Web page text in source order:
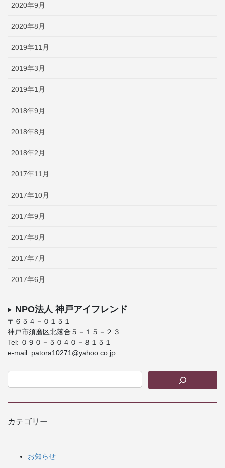
2020年9月
2020年8月
2019年11月
2019年3月
2019年1月
2018年9月
2018年8月
2018年2月
2017年11月
2017年10月
2017年9月
2017年8月
2017年7月
2017年6月
NPO法人 神戸アイフレンド
〒６５４－０１５１
神戸市須磨区北落合５－１５－２３
Tel: ０９０－５０４０－８１５１
e-mail: patora10271@yahoo.co.jp
カテゴリー
お知らせ